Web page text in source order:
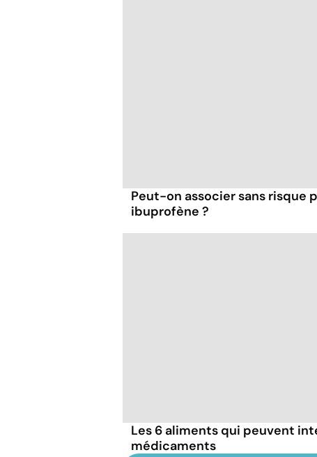
Peut-on associer sans risque
ibuprofène ?
Les 6 aliments qui peuvent
médicaments